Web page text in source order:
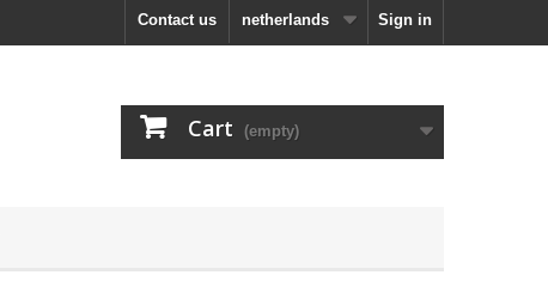
Sign in
netherlands
Contact us
Cart (empty)